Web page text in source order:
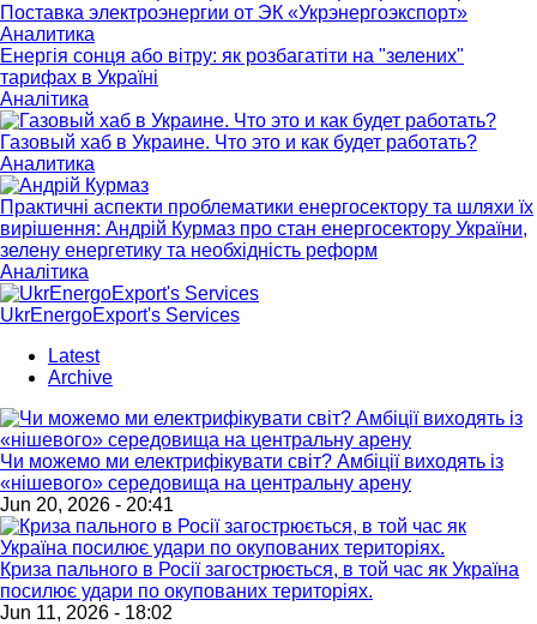
Поставка электроэнергии от ЭК «Укрэнергоэкспорт»
Аналитика
Енергія сонця або вітру: як розбагатіти на "зелених"
тарифах в Україні
Аналітика
Газовый хаб в Украине. Что это и как будет работать?
Аналитика
Практичні аспекти проблематики енергосектору та шляхи їх
вирішення: Андрій Курмаз про стан енергосектору України,
зелену енергетику та необхідність реформ
Аналітика
UkrEnergoExport's Services
Latest
Archive
Чи можемо ми електрифікувати світ? Амбіції виходять із
«нішевого» середовища на центральну арену
Jun 20, 2026 - 20:41
Криза пального в Росії загострюється, в той час як Україна
посилює удари по окупованих територіях.
Jun 11, 2026 - 18:02